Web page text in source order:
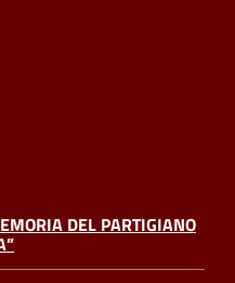
DEL PARTIGIANO